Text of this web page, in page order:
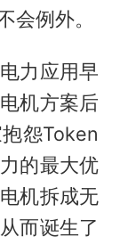
会例外。
力应用早
机方案后
怨Token
的最大优
机拆成无
而诞生了